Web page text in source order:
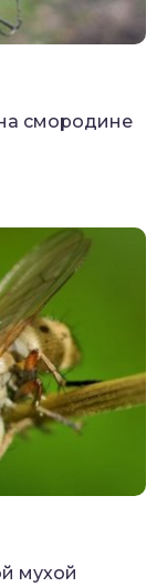
смородине
мухой